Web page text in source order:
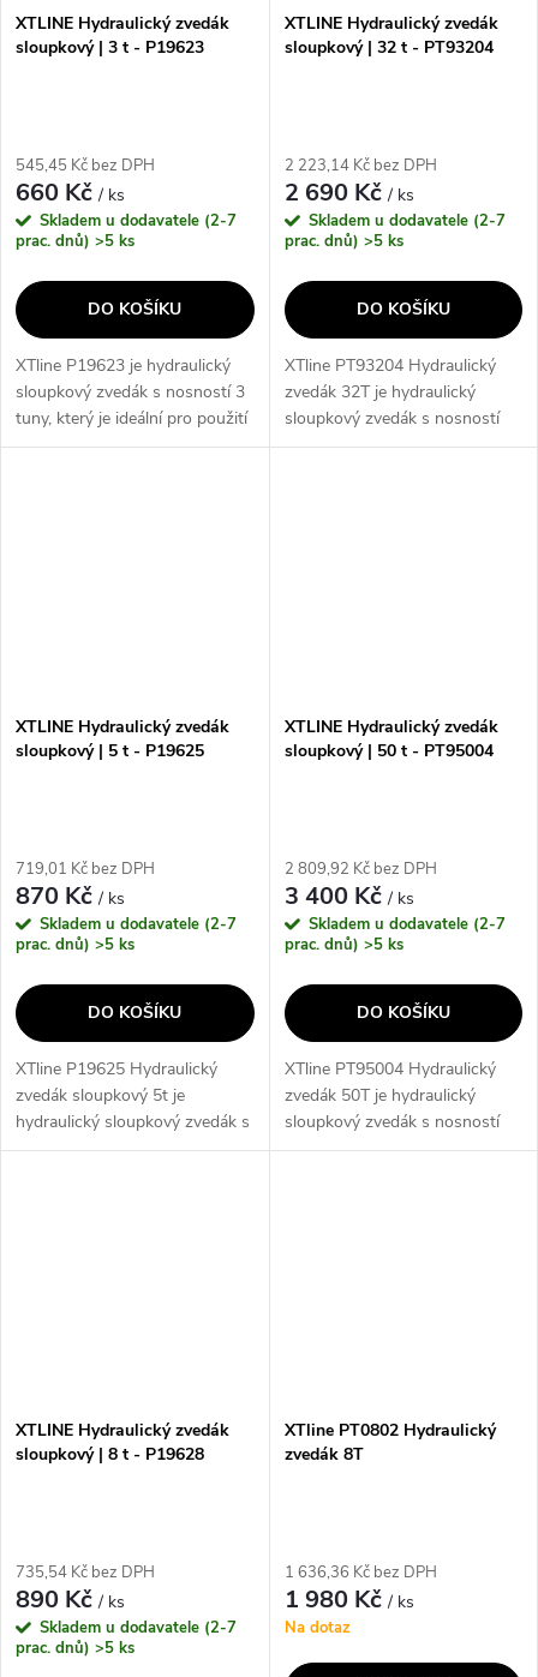
XTLINE Hydraulický zvedák
sloupkový | 3 t - P19623
545,45 Kč bez DPH
660 Kč/ ks
Skladem u dodavatele (2-7
prac. dnů) >5 ks
DO KOŠÍKU
XTline P19623 je hydraulický
sloupkový zvedák s nosností 3
tuny, který je ideální pro použití
v garáži nebo dílně. Díky
XTLINE Hydraulický zvedák
sloupkový | 32 t - PT93204
2 223,14 Kč bez DPH
2 690 Kč/ ks
Skladem u dodavatele (2-7
prac. dnů) >5 ks
DO KOŠÍKU
XTline PT93204 Hydraulický
zvedák 32T je hydraulický
sloupkový zvedák s nosností
32t, který je ideální pro použití v
XTLINE Hydraulický zvedák
sloupkový | 5 t - P19625
719,01 Kč bez DPH
870 Kč/ ks
Skladem u dodavatele (2-7
prac. dnů) >5 ks
DO KOŠÍKU
XTline P19625 Hydraulický
zvedák sloupkový 5t je
hydraulický sloupkový zvedák s
nosností 5 t, který je ideální pro
XTLINE Hydraulický zvedák
sloupkový | 50 t - PT95004
2 809,92 Kč bez DPH
3 400 Kč/ ks
Skladem u dodavatele (2-7
prac. dnů) >5 ks
DO KOŠÍKU
XTline PT95004 Hydraulický
zvedák 50T je hydraulický
sloupkový zvedák s nosností
50t, který je ideální pro použití v
XTLINE Hydraulický zvedák
sloupkový | 8 t - P19628
735,54 Kč bez DPH
890 Kč/ ks
Skladem u dodavatele (2-7
prac. dnů) >5 ks
XTline PT0802 Hydraulický
zvedák 8T
1 636,36 Kč bez DPH
1 980 Kč/ ks
Na dotaz